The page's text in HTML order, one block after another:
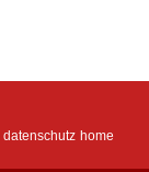
datenschutz home